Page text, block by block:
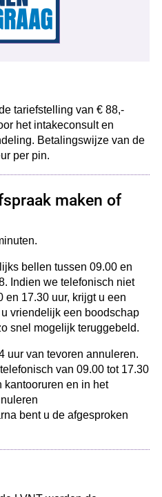
tariefstelling van € 88,-
het intakeconsult en
Betalingswijze van de
per pin.
maken of
bellen tussen 09.00 en
Indien we telefonisch niet
en 17.30 uur, krijgt u een
vriendelijk een boodschap
snel mogelijk teruggebeld.
uur van tevoren annuleren.
van 09.00 tot 17.30
kantooruren en in het
bent u de afgesproken